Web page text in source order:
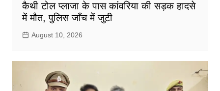
कैथी टोल प्लाजा के पास कांवरिया की सड़क हादसे
में मौत, पुलिस जाँच में जुटी
August 10, 2026